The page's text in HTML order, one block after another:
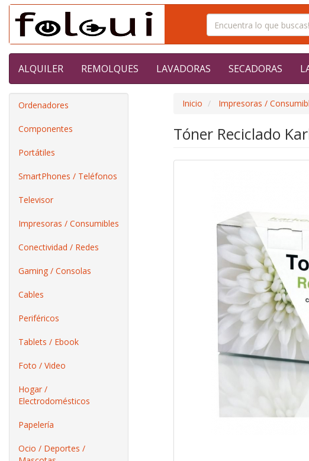
ALQUILER REMOLQUES LAVADORAS SECADORAS
Ordenadores
Componentes
Portátiles
SmartPhones / Teléfonos
Televisor
Impresoras / Consumibles
Conectividad / Redes
Gaming / Consolas
Cables
Periféricos
Tablets / Ebook
Foto / Video
Hogar /
Electrodomésticos
Papelería
Ocio / Deportes /
Inicio Impresoras /
Tóner Reciclado